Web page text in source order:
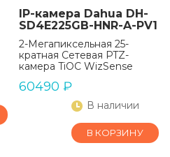
IP-камера Dahua DH-
SD4E225GB-HNR-A-PV1
2-Мегапиксельная 25-
кратная Сетевая PTZ-
камера TiOC WizSense
60490 ₽
В наличии
В КОРЗИНУ